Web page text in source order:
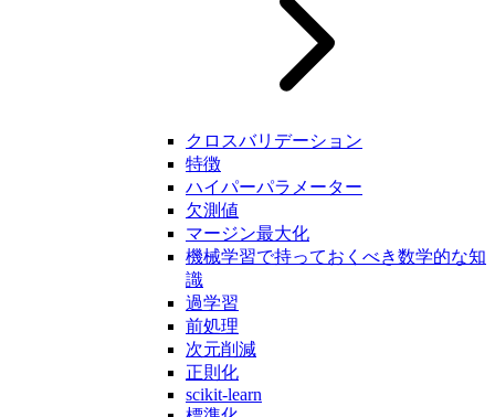
クロスバリデーション
特徴
ハイパーパラメーター
欠測値
マージン最大化
機械学習で持っておくべき数学的な知
識
過学習
前処理
次元削減
正則化
scikit-learn